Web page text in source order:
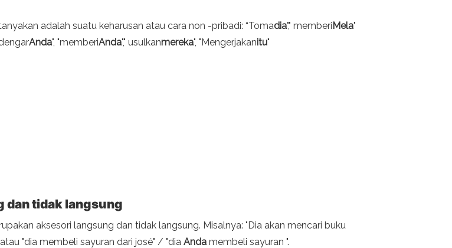
adalah suatu keharusan atau cara non -pribadi: “Tomadia"," memberiMela"
Anda", "memberiAnda"," usulkanmereka", "Mengerjakanitu"
dan tidak langsung
aksesori langsung dan tidak langsung. Misalnya: "Dia akan mencari buku
"dia membeli sayuran dari josé" / "dia Anda membeli sayuran ".